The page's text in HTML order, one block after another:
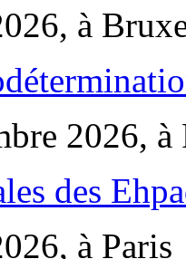
à
2026, à
des
à Paris